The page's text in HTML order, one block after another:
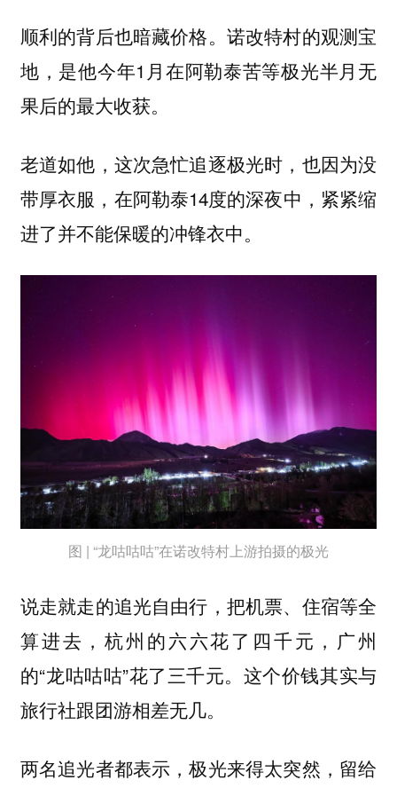
顺利的背后也暗藏价格。 诺改特村的观测宝
地，是他今年1月在阿勒泰苦等极光半月无
果后的最大收获。
老道如他，这次急忙追逐极光时，也因为没
带厚衣服，在阿勒泰14度的深夜中，紧紧缩
进了并不能保暖的冲锋衣中。
图 | “龙咕咕咕”在诺改特村上游拍摄的极光
说走就走的追光自由行，把机票、住宿等全
算进去，杭州的六六花了四千元，广州
的“龙咕咕咕”花了三千元。这个价钱其实与
旅行社跟团游相差无几。
两名追光者都表示，极光来得太突然，留给